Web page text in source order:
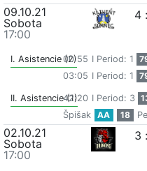
09.10.21
Sobota
17:00
4 :
I. Asistencie (2)00:55 I Period: 1
03:05 I Period: 1
II. Asistencie (1)
42:20 I Period: 3
Špišak
AA 18
02.10.21
Sobota
17:00
3 :